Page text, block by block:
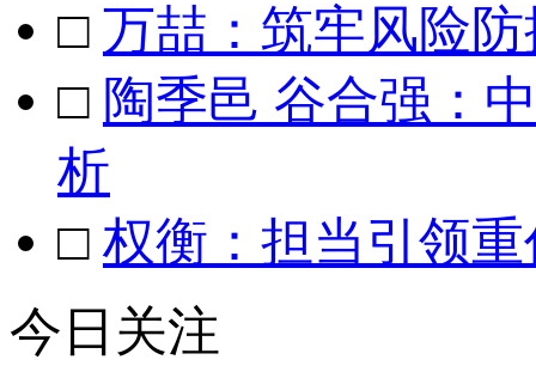
□ 万喆：筑牢风险
□ 陶季邑 谷合强：
析
□ 权衡：担当引领
今日关注